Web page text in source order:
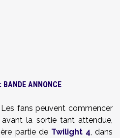
ANNONCE
Les fans peuvent commencer
la sortie tant attendue,
partie de Twilight 4 , dans